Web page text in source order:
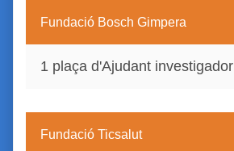
Fundació Bosch Gimpera
1 plaça d'Ajudant investigador
Fundació Ticsalut